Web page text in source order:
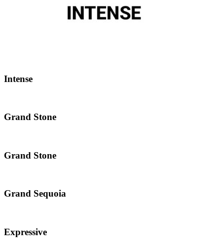
Intense
Grand Stone
Grand Stone
Grand Sequoia
Expressive